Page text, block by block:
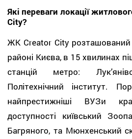
Які переваги локації
City?
ЖК Creator City
районі Києва, в 15 хвилинах
станцій метро:
Політехнічний інститут.
найпрестижніші ВУЗи
доступності київський
Багряного, та Мюнхенський